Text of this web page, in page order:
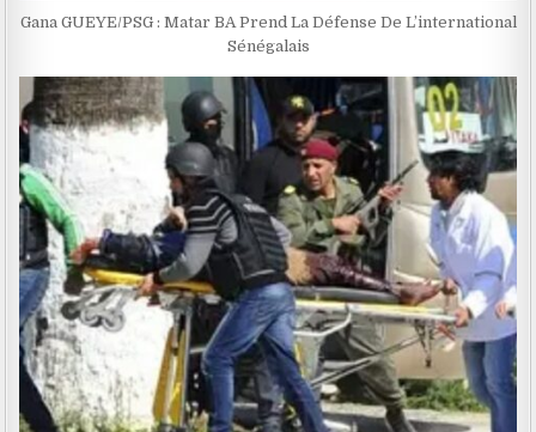
Gana GUEYE/PSG : Matar BA Prend La Défense De L’international
Sénégalais